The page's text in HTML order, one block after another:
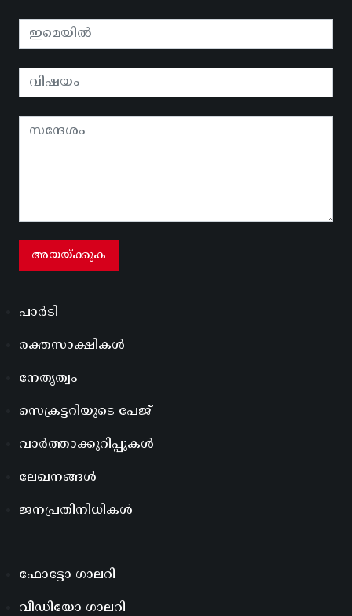
പാർടി
രക്തസാക്ഷികൾ
നേതൃത്വം
സെക്രട്ടറിയുടെ പേജ്
വാർത്താക്കുറിപ്പുകൾ
ലേഖനങ്ങൾ
ജനപ്രതിനിധികൾ
ഫോട്ടോ ഗാലറി
വീഡിയോ ഗാലറി